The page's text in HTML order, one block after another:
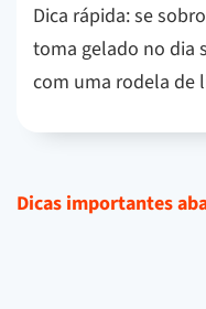
Dica rápida: se
toma gelado no dia
com uma rodela de
Dicas importantes